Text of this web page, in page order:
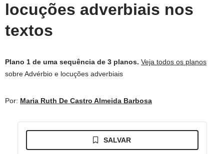
locuções adverbiais nos
textos
Plano 1 de uma sequência de 3 planos. Veja todos os planos
sobre Advérbio e locuções adverbiais
Por: Maria Ruth De Castro Almeida Barbosa
SALVAR